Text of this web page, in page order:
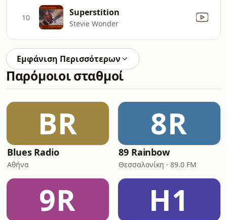
10 Superstition
Stevie Wonder
Εμφάνιση Περισσότερων
Παρόμοιοι σταθμοί
BR
Blues Radio
Αθήνα
8R
89 Rainbow
Θεσσαλονίκη · 89.0 FM
9R H1